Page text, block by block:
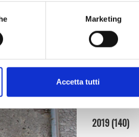
Marketing
Accetta tutti
nei pressi di una
davanti alla
un ponticello
2024
2023(134)
2022(128)
2021
2020(181)
2019(140)